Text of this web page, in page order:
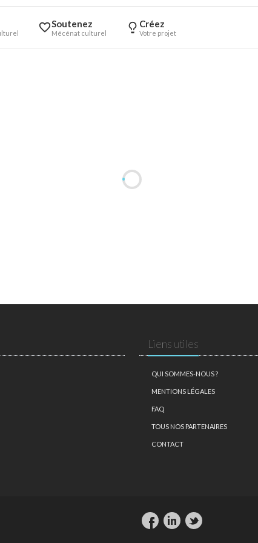
Soutenez
Mécénat culturel
Créez
Votre projet
Liens utiles
QUI SOMMES-NOUS ?
MENTIONS LÉGALES
FAQ
TOUS NOS PARTENAIRES
CONTACT